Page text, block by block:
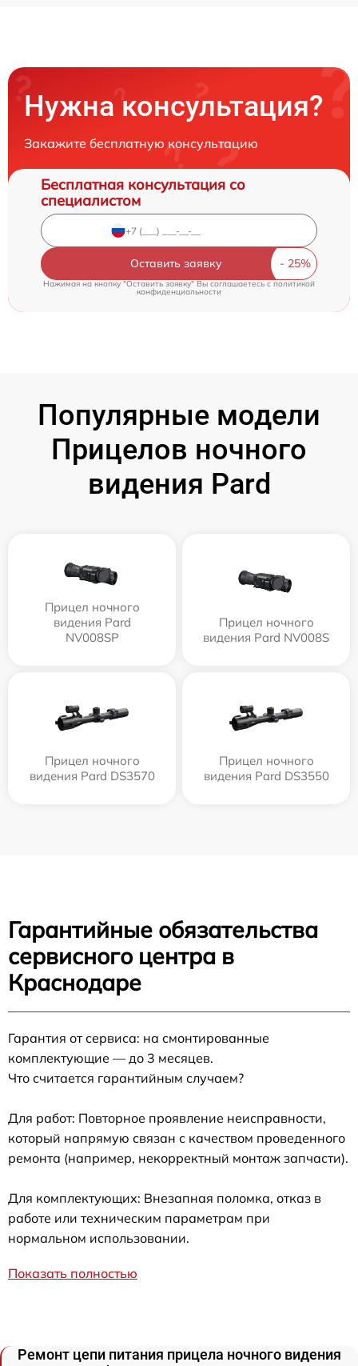
Нужна консультация?
Закажите бесплатную консультацию
Бесплатная консультация со
специалистом
Оставить заявку
Нажимая на кнопку "Оставить заявку" Вы соглашаетесь c политикой
конфиденциальности
Популярные модели
Прицелов ночного
видения Pard
Прицел ночного
видения Pard
NV008SP
Прицел ночного
видения Pard NV008S
Прицел ночного
видения Pard DS3570
Прицел ночного
видения Pard DS3550
Гарантийные обязательства
сервисного центра в
Краснодаре
Гарантия от сервиса: на смонтированные
комплектующие — до 3 месяцев.
Что считается гарантийным случаем?
Для работ: Повторное проявление неисправности,
который напрямую связан с качеством проведенного
ремонта (например, некорректный монтаж запчасти).
Для комплектующих: Внезапная поломка, отказ в
работе или техническим параметрам при
нормальном использовании.
Показать полностью
Ремонт цепи питания прицела ночного видения